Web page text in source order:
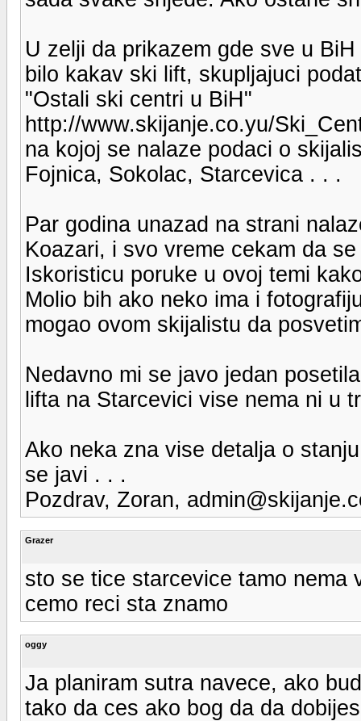
U zelji da prikazem gde sve u
bilo kakav ski lift, skupljajuci
"Ostali ski centri u BiH"
http://www.skijanje.co.yu/
na kojoj se nalaze podaci o
Fojnica, Sokolac, Starcevica . . .
Par godina unazad na strani
Koazari, i svo vreme cekam da
Iskoristicu poruke u ovoj temi
Molio bih ako neko ima i
mogao ovom skijalistu da
Nedavno mi se javo jedan
lifta na Starcevici vise nema ni u
Ako neka zna vise detalja o
se javi . . .
Pozdrav, Zoran,
Grazer
sto se tice starcevice tamo nema
cemo reci sta znamo
oggy
Ja planiram sutra navece, ako
tako da ces ako bog da da